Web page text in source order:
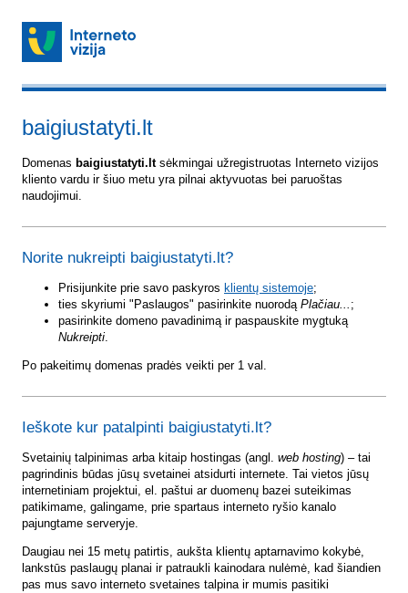
baigiustatyti.lt
Domenas baigiustatyti.ltsėkmingai užregistruotas Interneto vizijos
kliento vardu ir šiuo metu yra pilnai aktyvuotas bei paruoštas
naudojimui.
Norite nukreipti baigiustatyti.lt?
Prisijunkite prie savo paskyros klientų sistemoje;
ties skyriumi "Paslaugos" pasirinkite nuorodą Plačiau... ;
pasirinkite domeno pavadinimą ir paspauskite mygtuką
Nukreipti.
Po pakeitimų domenas pradės veikti per 1 val.
Ieškote kur patalpinti baigiustatyti.lt?
Svetainių talpinimas arba kitaip hostingas (angl. web hosting) – tai
pagrindinis būdas jūsų svetainei atsidurti internete. Tai vietos jūsų
internetiniam projektui, el. paštui ar duomenų bazei suteikimas
patikimame, galingame, prie spartaus interneto ryšio kanalo
pajungtame serveryje.
Daugiau nei 15 metų patirtis, aukšta klientų aptarnavimo kokybė,
lankstūs paslaugų planai ir patraukli kainodara nulėmė, kad šiandien
pas mus savo interneto svetaines talpina ir mumis pasitiki